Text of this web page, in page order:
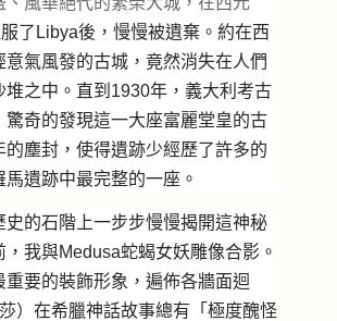
服了Libya後，慢慢被遺棄。約在西
氣風發的古城，竟然消失在人們
堆之中。直到1930年，義大利考古
驚奇的發現這一大座富麗堂皇的古
的塵封，使得遺跡少經歷了許多的
遺跡中最完整的一座。
史的石階上一步步慢慢揭開這神秘
我與Medusa蛇蝎女妖雕像合影。
重要的裝飾形象，遍佈各牆面迴
）在希臘神話故事總有「極度醜怪